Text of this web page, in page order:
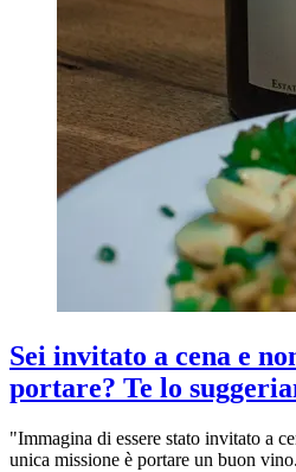
Sei invitato a cena e
portare? Te lo
"Immagina di essere stato invitato a
unica missione è portare un buon